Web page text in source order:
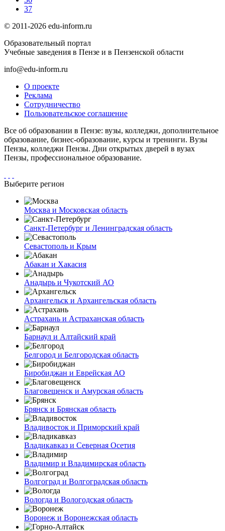
37
© 2011-2026 edu-inform.ru
Образовательный портал
Учебные заведения в Пензе и в Пензенской области
info@edu-inform.ru
О проекте
Реклама
Сотрудничество
Пользовательское соглашение
Все об образовании в Пензе: вузы, колледжи, дополнительное
образование, бизнес-образование, курсы и тренинги. Вузы
Пензы, колледжи Пензы. Дни открытых дверей в вузах
Пензы, профессиональное образование.
Выберите регион
Москва и Московская область
Санкт-Петербург и Ленинградская область
Севастополь и Крым
Абакан и Хакасия
Анадырь и Чукотский АО
Архангельск и Архангельская область
Астрахань и Астраханская область
Барнаул и Алтайский край
Белгород и Белгородская область
Биробиджан и Еврейская АО
Благовещенск и Амурская область
Брянск и Брянская область
Владивосток и Приморский край
Владикавказ и Северная Осетия
Владимир и Владимирская область
Волгоград и Волгоградская область
Вологда и Вологодская область
Воронеж и Воронежская область